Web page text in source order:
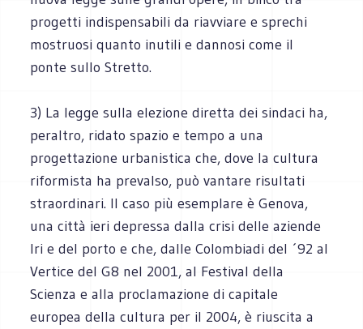
progetti indispensabili da riavviare e sprechi
mostruosi quanto inutili e dannosi come il
ponte sullo Stretto.
3) La legge sulla elezione diretta dei sindaci ha,
peraltro, ridato spazio e tempo a una
progettazione urbanistica che, dove la cultura
riformista ha prevalso, può vantare risultati
straordinari. Il caso più esemplare è Genova,
una città ieri depressa dalla crisi delle aziende
Iri e del porto e che, dalle Colombiadi del ´92 al
Vertice del G8 nel 2001, al Festival della
Scienza e alla proclamazione di capitale
europea della cultura per il 2004, è riuscita a